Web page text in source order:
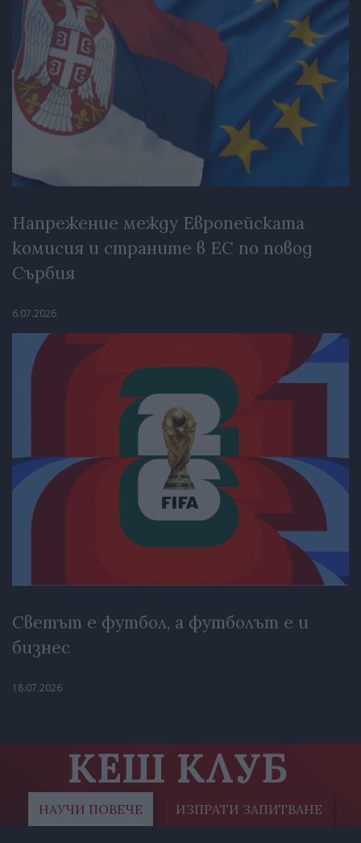
Напрежение между Европейската
комисия и страните в ЕС по повод
Сърбия
6.07.2026
Светът е футбол, а футболът е и
бизнес
18.07.2026
КЕШ КЛУБ
НАУЧИ ПОВЕЧЕ ИЗПРАТИ ЗАПИТВАНЕ